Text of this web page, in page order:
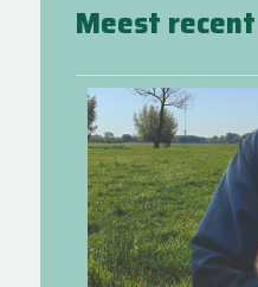
Meest recent